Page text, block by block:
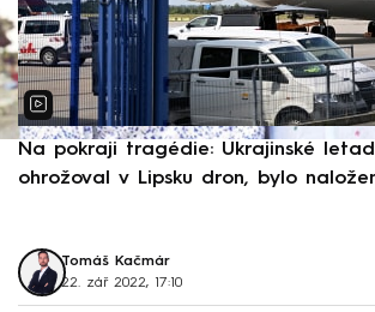
Na pokraji tragédie: Ukrajinské
ohrožoval v Lipsku dron, bylo
Tomáš Kačmár
22. zář 2022, 17:10